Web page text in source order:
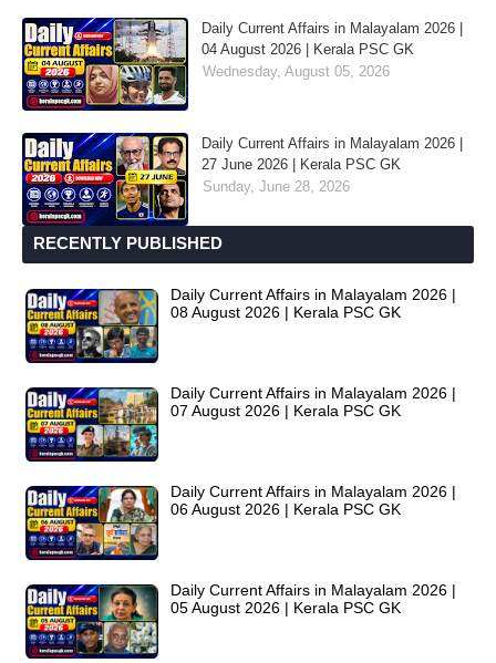
Daily Current Affairs in Malayalam 2026 |
04 August 2026 | Kerala PSC GK
Wednesday, August 05, 2026
Daily Current Affairs in Malayalam 2026 |
27 June 2026 | Kerala PSC GK
Sunday, June 28, 2026
RECENTLY PUBLISHED
Daily Current Affairs in Malayalam 2026 |
08 August 2026 | Kerala PSC GK
Daily Current Affairs in Malayalam 2026 |
07 August 2026 | Kerala PSC GK
Daily Current Affairs in Malayalam 2026 |
06 August 2026 | Kerala PSC GK
Daily Current Affairs in Malayalam 2026 |
05 August 2026 | Kerala PSC GK